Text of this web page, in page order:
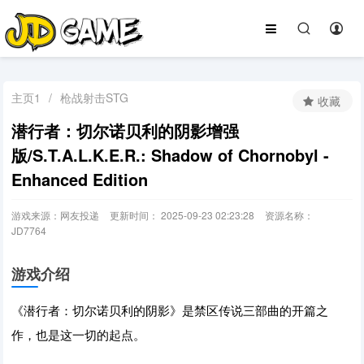
主页1 / 枪战射击STG
潜行者：切尔诺贝利的阴影增强
版/S.T.A.L.K.E.R.: Shadow of Chornobyl -
Enhanced Edition
游戏来源：网友投递 更新时间： 2025-09-23 02:23:28
资源名称：
JD7764
收藏
游戏介绍
《潜行者：切尔诺贝利的阴影》是禁区传说三部曲的开篇之
作，也是这一切的起点。